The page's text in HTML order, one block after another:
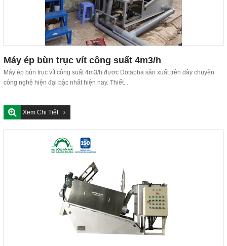
Máy ép bùn trục vít công suất 4m3/h
Máy ép bùn trục vít công suất 4m3/h được Dotapha sản xuất trên dây chuyền
công nghệ hiện đại bậc nhất hiện nay. Thiết...
Xem Chi Tiết